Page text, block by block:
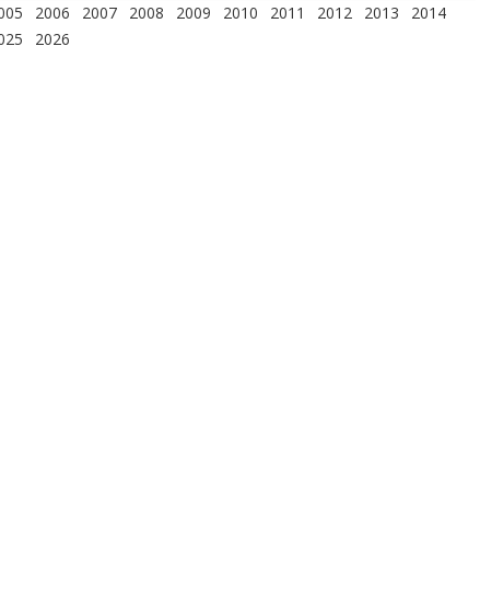
2006 2007 2008 2009 2010 2011 2012 2013
2014
2026